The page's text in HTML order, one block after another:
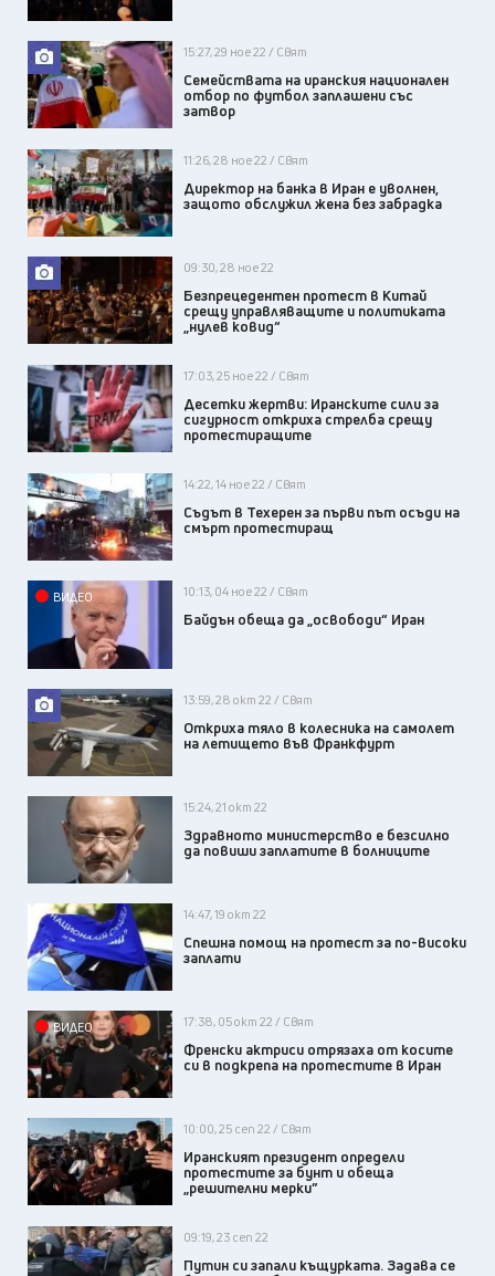
15:27, 29 ное 22 / Свят
Семействата на иранския национален
отбор по футбол заплашени със
затвор
11:26, 28 ное 22 / Свят
Директор на банка в Иран е уволнен,
защото обслужил жена без забрадка
09:30, 28 ное 22
Безпрецедентен протест в Китай
срещу управляващите и политиката
„нулев ковид“
17:03, 25 ное 22 / Свят
Десетки жертви: Иранските сили за
сигурност откриха стрелба срещу
протестиращите
14:22, 14 ное 22 / Свят
Съдът в Техерен за първи път осъди на
смърт протестиращ
ВИДЕО 10:13, 04 ное 22 / Свят
Байдън обеща да „освободи“ Иран
13:59, 28 окт 22 / Свят
Откриха тяло в колесника на самолет
на летището във Франкфурт
15:24, 21 окт 22
Здравното министерство е безсилно
да повиши заплатите в болниците
14:47, 19 окт 22
Спешна помощ на протест за по-високи
заплати
ВИДЕО 17:38, 05 окт 22 / Свят
Френски актриси отрязаха от косите
си в подкрепа на протестите в Иран
10:00, 25 сеп 22 / Свят
Иранският президент определи
протестите за бунт и обеща
„решителни мерки”
09:19, 23 сеп 22
Путин си запали къщурката. Задава се